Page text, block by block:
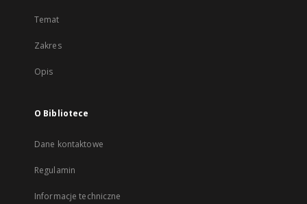
Temat
Zakres
Opis
O Bibliotece
Dane kontaktowe
Regulamin
Informacje techniczne